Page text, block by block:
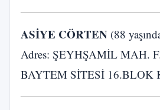
ASİYE CÖRTEN (88
Adres: ŞEYHŞAMİL MAH.
BAYTEM SİTESİ 16.BLOK